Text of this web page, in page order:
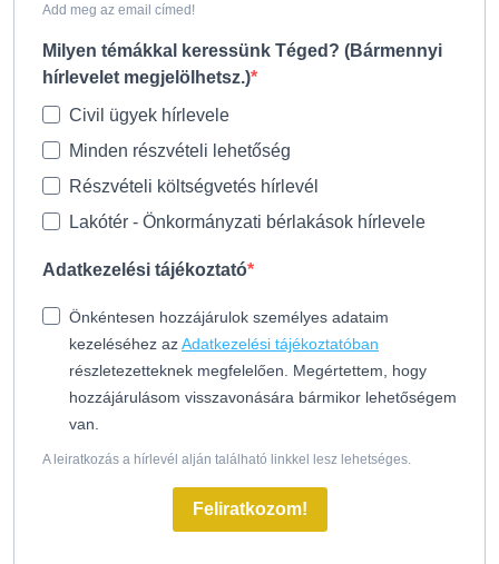
Add meg az email címed!
Milyen témákkal keressünk Téged? (Bármennyi
hírlevelet megjelölhetsz.)
Civil ügyek hírlevele
Minden részvételi lehetőség
Részvételi költségvetés hírlevél
Lakótér - Önkormányzati bérlakások hírlevele
Adatkezelési tájékoztató
Önkéntesen hozzájárulok személyes adataim
kezeléséhez azAdatkezelési tájékoztatóban
részletezetteknek megfelelően. Megértettem, hogy
hozzájárulásom visszavonására bármikor lehetőségem
van.
A leiratkozás a hírlevél alján található linkkel lesz lehetséges.
Feliratkozom!